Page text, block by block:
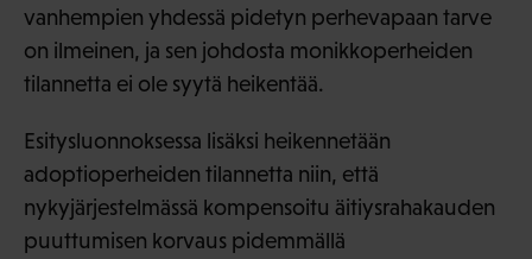
vanhempien yhdessä pidetyn perhevapaan tarve
on ilmeinen, ja sen johdosta monikkoperheiden
tilannetta ei ole syytä heikentää.
Esitysluonnoksessa lisäksi heikennetään
adoptioperheiden tilannetta niin, että
nykyjärjestelmässä kompensoitu äitiysrahakauden
puuttumisen korvaus pidemmällä